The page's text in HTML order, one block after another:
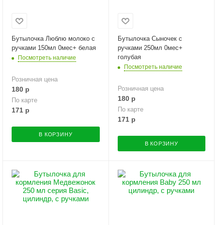
Бутылочка Люблю молоко с
ручками 150мл 0мес+ белая
Посмотреть наличие
Розничная цена
180 р
По карте
171 р
В КОРЗИНУ
Бутылочка Сыночек с
ручками 250мл 0мес+
голубая
Посмотреть наличие
Розничная цена
180р
По карте
171р
В КОРЗИНУ